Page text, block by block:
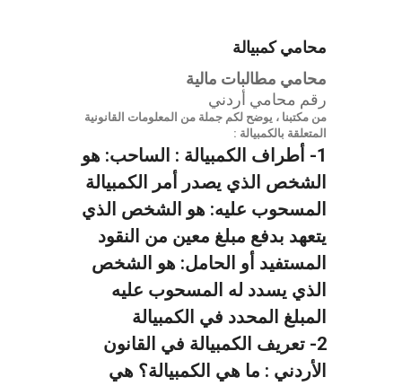
محامي كمبيالة
محامي مطالبات مالية
رقم محامي أردني
من مكتبنا ، يوضح لكم جملة من المعلومات القانونية
المتعلقة بالكمبيالة :
1- أطراف الكمبيالة :
الساحب: هو
الشخص الذي يصدر أمر الكمبيالة
المسحوب عليه: هو الشخص الذي
يتعهد بدفع مبلغ معين من النقود
المستفيد أو الحامل: هو الشخص
الذي يسدد له المسحوب عليه
المبلغ المحدد في الكمبيالة
2- تعريف الكمبيالة في القانون
الأردني : ما هي الكمبيالة؟ هي